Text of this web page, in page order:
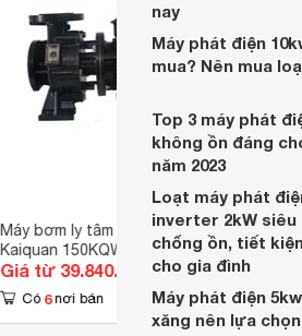
Máy bơm ly tâm trục ngang
Kaiquan 150KQW180-16-11/4
Giá từ 39.840.000 đ
Có 6 nơi bán Có
nay
Máy phát điện
mua? Nên mua
Top 3 máy phát
không ồn đáng
năm 2023
Loạt máy phát
inverter 2kW siêu
chống ồn, tiết
cho gia đình
Máy phát điện
xăng nên lựa